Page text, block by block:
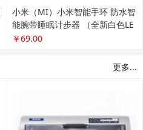
小米（MI）小米智能手环 防水智
能腕带睡眠计步器 （全新白色LE
D提示灯版）
￥69.00
更多...